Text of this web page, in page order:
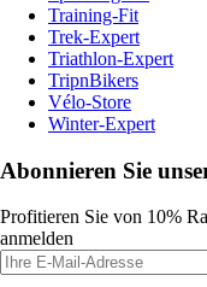
Training-Fit
Trek-Expert
Triathlon-Expert
TripnBikers
Vélo-Store
Winter-Expert
Abonnieren Sie
Profitieren Sie von 10%
anmelden